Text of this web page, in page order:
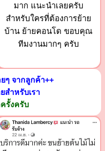
มาก แนะนำเลยครับ
สำหรับใครที่ต้องการย้าย
บ้าน ย้ายคอนโด ขอบคุณ
ทีมงานมากๆ ครับ
ๆ จากลูกค้า++
สำหรับเรา
รั้งครับ